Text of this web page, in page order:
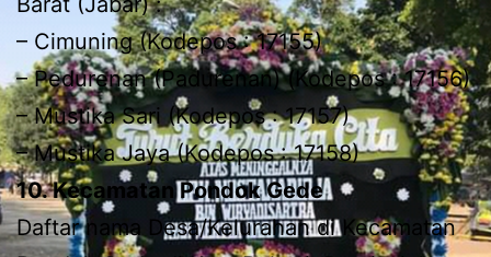
– Cimuning (Kodepos : 17155)
– Pedurenan (Padurenan) (Kodepos : 17156)
– Mustika Sari (Kodepos : 17157)
– Mustika Jaya (Kodepos : 17158)
10. Kecamatan Pondok Gede
Daftar nama Desa/Kelurahan di Kecamatan